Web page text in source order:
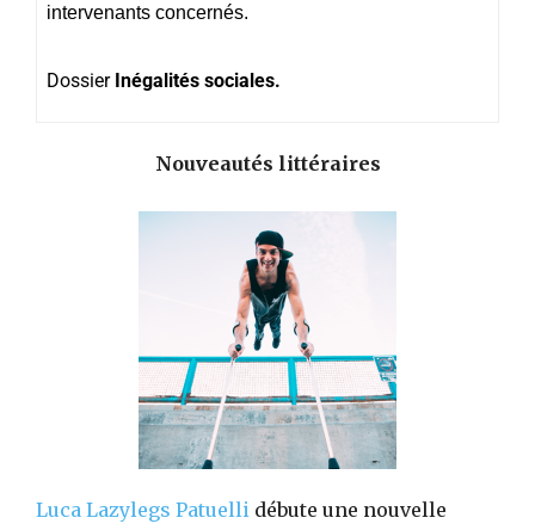
intervenants concernés.
Dossier Inégalités sociales.
Nouveautés littéraires
Luca Lazylegs Patuelli débute une nouvelle